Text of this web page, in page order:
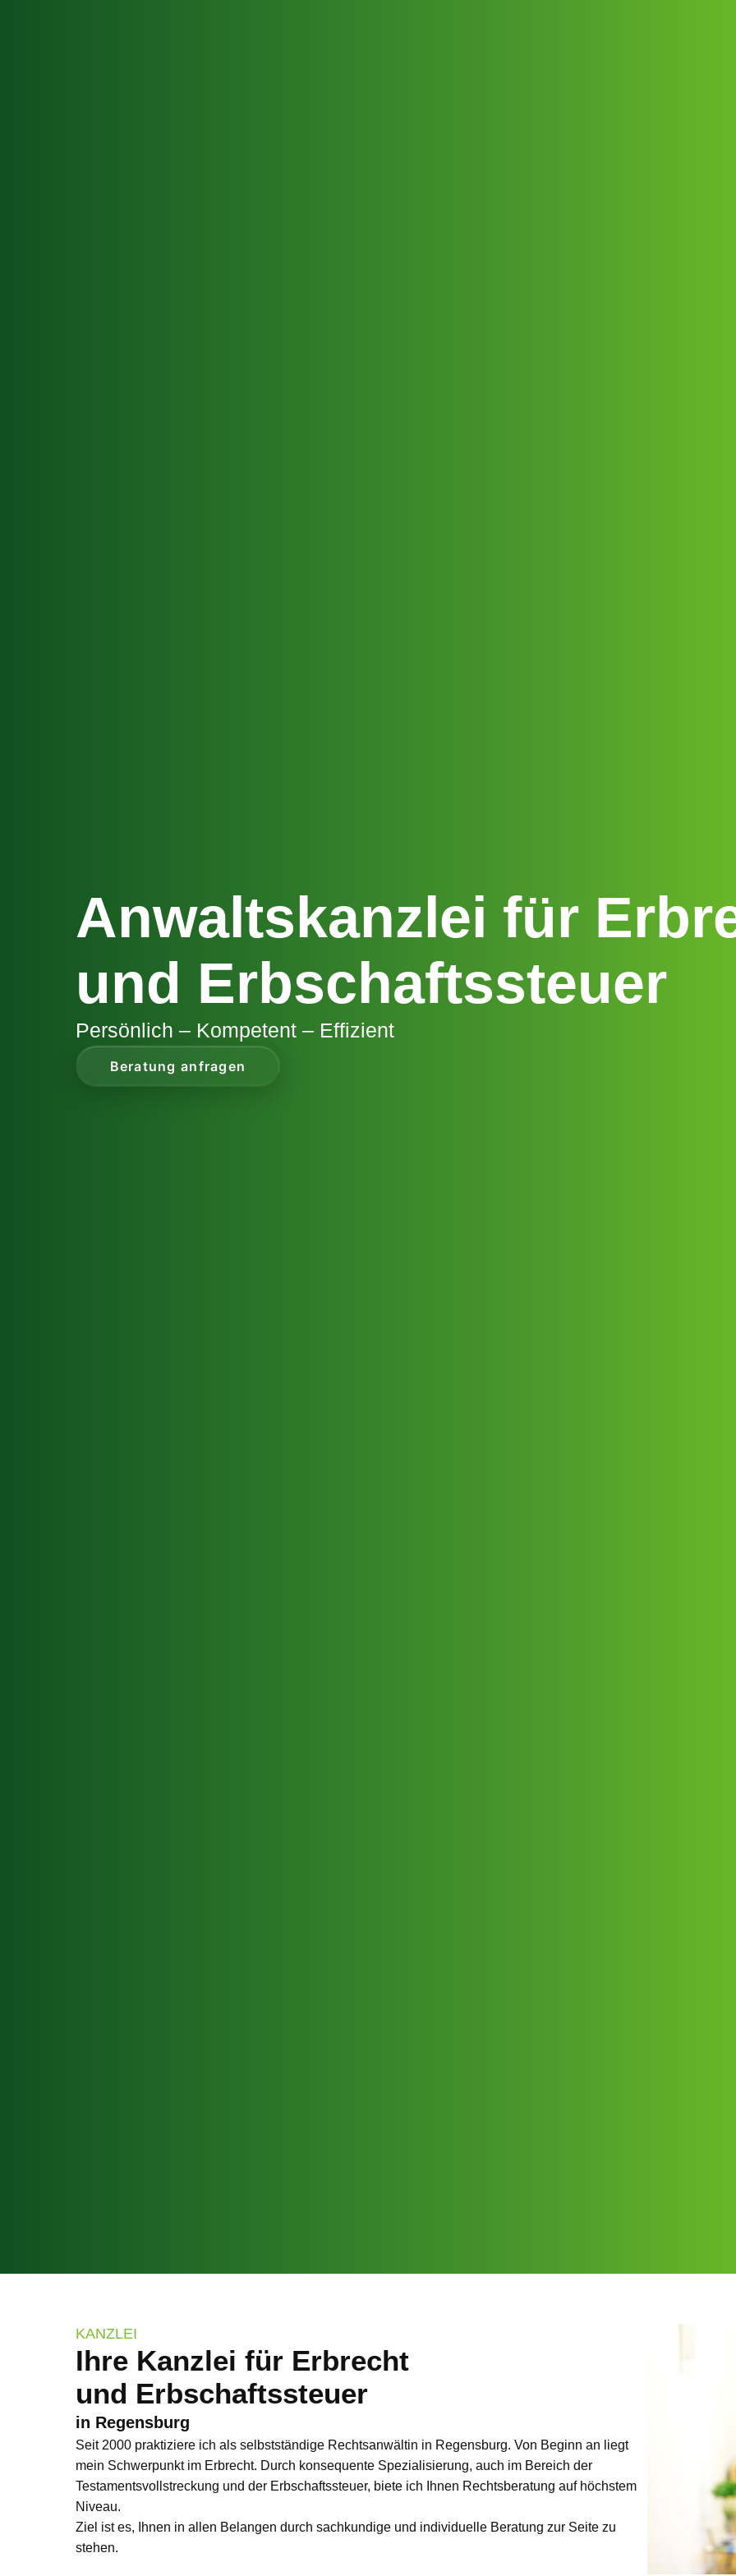
Anwaltskanzlei für
und Erbschaftssteuer
Persönlich – Kompetent – Effizient
Beratung anfragen
KANZLEI
Ihre Kanzlei für Erbrecht
und Erbschaftssteuer
in Regensburg
Seit 2000 praktiziere ich als selbstständige Rechtsanwältin in Regensburg. Von Beginn an liegt
mein Schwerpunkt im Erbrecht. Durch konsequente Spezialisierung, auch im Bereich der
Testamentsvollstreckung und der Erbschaftssteuer, biete ich Ihnen Rechtsberatung auf höchstem
Niveau.
Ziel ist es, Ihnen in allen Belangen durch sachkundige und individuelle Beratung zur Seite zu
stehen.